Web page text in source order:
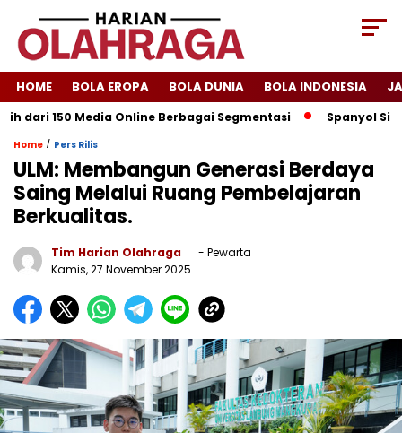
HOME BOLA EROPA BOLA DUNIA BOLA INDONESIA
150 Media Online Berbagai Segmentasi Spanyol
Home / Pers Rilis
ULM: Membangun Generasi Berdaya
Saing Melalui Ruang Pembelajaran
Berkualitas.
Tim Harian Olahraga
- Pewarta
Kamis, 27 November 2025